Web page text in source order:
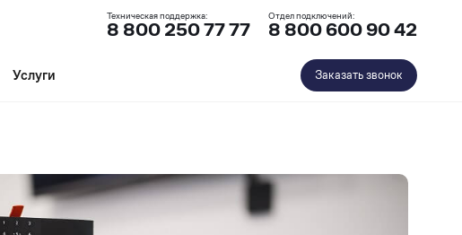
Техническая поддержка:
8 800 250 77 77
Отдел подключений:
8 800 600 90 42
Услуги Заказать звонок